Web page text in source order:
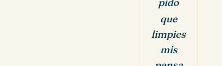
que
limpies
mis